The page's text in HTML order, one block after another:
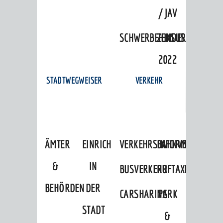
/ JAV
ZENSUS
2022
STADTWEGWEISER
ÄMTER
&
BEHÖRDEN
EINRICHTUNGEN
IN
DER
STADT
VERKEHR
VERKEHRSINFORMATIONEN
BAHNVERKEHR
BUSVERKEHRRUFTAXI
CARSHARINGPARK
&